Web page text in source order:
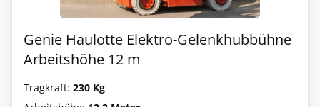
Genie Haulotte Elektro-Gelenkhubbühne
Arbeitshöhe 12 m
Tragkraft: 230 Kg